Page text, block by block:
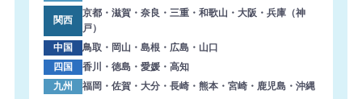
関西
京都・滋賀・奈良・三重・和歌山・大阪・兵庫（神
戸）
中国
鳥取・岡山・島根・広島・山口
四国
香川・徳島・愛媛・高知
九州
福岡・佐賀・大分・長崎・熊本・宮崎・鹿児島・沖縄